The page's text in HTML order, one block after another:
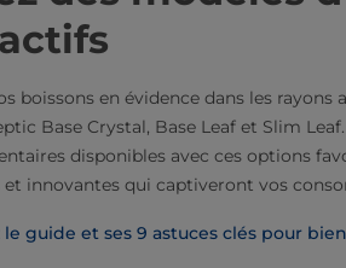
boissons en évidence dans les rayons
Base Crystal, Base Leaf et Slim
disponibles avec ces options
et innovantes qui captiveront vos
guide et ses 9 astuces clés pour